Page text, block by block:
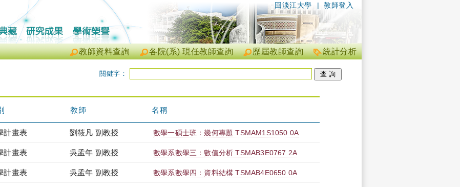
| 教師登入
回淡江大學
統計分析
歷屆教師查詢
各院(系) 現任教師查詢
教師資料查詢
關鍵字：
教師 名稱
計畫表 劉筱凡 副教授 數學一碩士班：幾何專題 TSMAM1S1050 0A
計畫表 吳孟年 副教授 數學系數學三：數值分析 TSMAB3E0767 2A
計畫表 吳孟年 副教授 數學系數學四：資料結構 TSMAB4E0650 0A